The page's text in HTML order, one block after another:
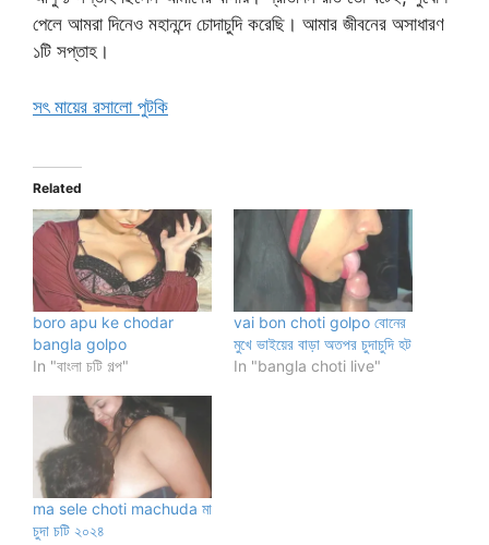
পেলে আমরা দিনেও মহানন্দে চোদাচুদি করেছি। আমার জীবনের অসাধারণ
১টি সপ্তাহ।
সৎ মায়ের রসালো পুটকি
Related
boro apu ke chodar
bangla golpo
In "বাংলা চটি গল্প"
vai bon choti golpo বোনের
মুখে ভাইয়ের বাড়া অতপর চুদাচুদি হট
In "bangla choti live"
ma sele choti machuda মা
চুদা চটি ২০২৪